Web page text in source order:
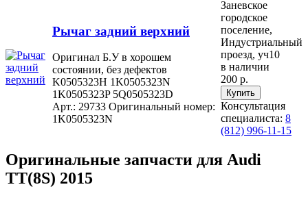
Рычаг задний верхний
Оригинал Б.У в хорошем
состоянии, без дефектов
K0505323H 1K0505323N
1K0505323P 5Q0505323D
Арт.: 29733 Оригинальный номер:
1K0505323N
Заневское
городское
поселение,
Индустриальный
проезд, уч10
в наличии
200 р.
Консультация
специалиста: 8
(812) 996-11-15
Оригинальные запчасти для Audi
TT(8S) 2015